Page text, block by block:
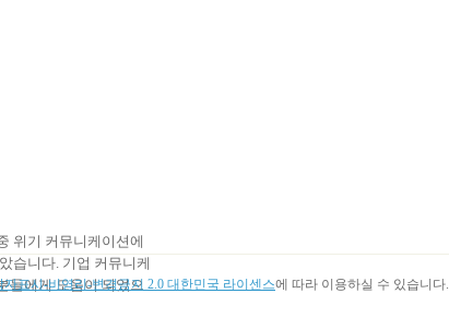
위기 커뮤니케이션에
습니다. 기업 커뮤니케
들에게 도움이 되었으
표시-비영리-변경금지 2.0 대한민국 라이센스에 따라 이용하실 수 있습니다.